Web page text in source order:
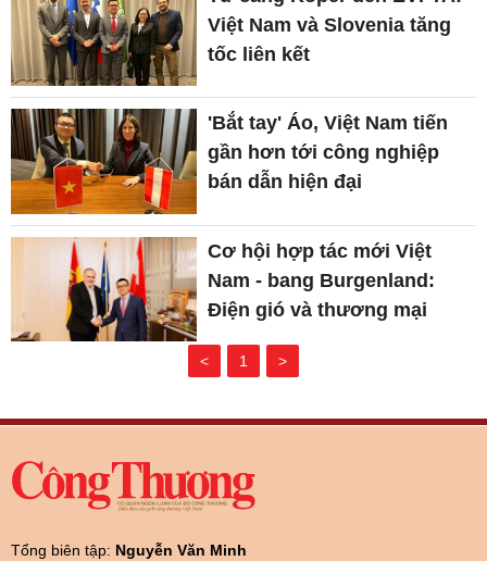
Việt Nam và Slovenia tăng
tốc liên kết
'Bắt tay' Áo, Việt Nam tiến
gần hơn tới công nghiệp
bán dẫn hiện đại
Cơ hội hợp tác mới Việt
Nam - bang Burgenland:
Điện gió và thương mại
< 1 >
Tổng biên tập: Nguyễn Văn Minh